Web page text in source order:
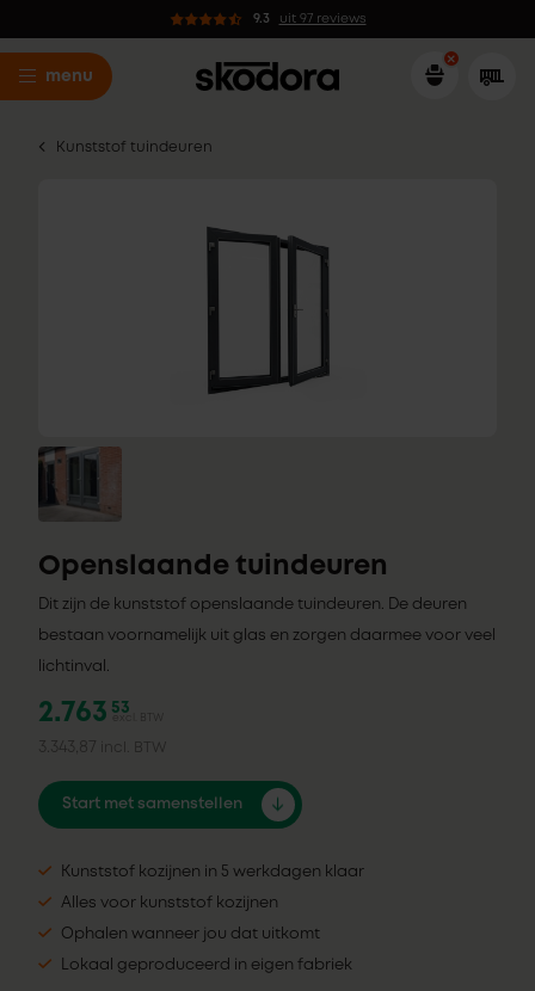
9.3 uit 97 reviews
menu
Kunststof tuindeuren
Openslaande tuindeuren
Dit zijn de kunststof openslaande tuindeuren. De deuren
bestaan voornamelijk uit glas en zorgen daarmee voor veel
lichtinval.
2.763 53
excl. BTW
3.343,87 incl. BTW
Start met samenstellen
Kunststof kozijnen in 5 werkdagen klaar
Alles voor kunststof kozijnen
Ophalen wanneer jou dat uitkomt
Lokaal geproduceerd in eigen fabriek